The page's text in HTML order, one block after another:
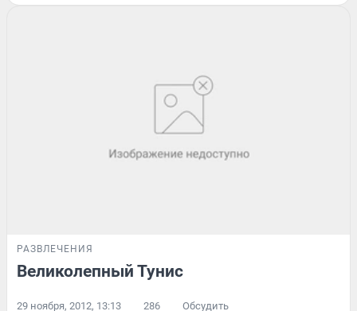
РАЗВЛЕЧЕНИЯ
Великолепный Тунис
29 ноября, 2012, 13:13 286 Обсудить